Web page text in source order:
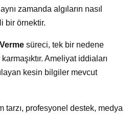
zamanda algıların nasıl
bir örnektir.
süreci, tek bir nedene
Ameliyat iddiaları
kesin bilgiler mevcut
tarzı, profesyonel destek, medya